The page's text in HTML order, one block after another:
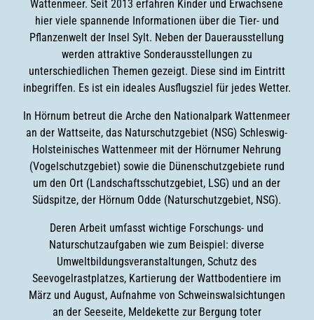
Wattenmeer. Seit 2013 erfahren Kinder und Erwachsene
hier viele spannende Informationen über die Tier- und
Pflanzenwelt der Insel Sylt. Neben der Dauerausstellung
werden attraktive Sonderausstellungen zu
unterschiedlichen Themen gezeigt. Diese sind im Eintritt
inbegriffen. Es ist ein ideales Ausflugsziel für jedes Wetter.
In Hörnum betreut die Arche den Nationalpark Wattenmeer
an der Wattseite, das Naturschutzgebiet (NSG) Schleswig-
Holsteinisches Wattenmeer mit der Hörnumer Nehrung
(Vogelschutzgebiet) sowie die Dünenschutzgebiete rund
um den Ort (Landschaftsschutzgebiet, LSG) und an der
Südspitze, der Hörnum Odde (Naturschutzgebiet, NSG).
Deren Arbeit umfasst wichtige Forschungs- und
Naturschutzaufgaben wie zum Beispiel: diverse
Umweltbildungsveranstaltungen, Schutz des
Seevogelrastplatzes, Kartierung der Wattbodentiere im
März und August, Aufnahme von Schweinswalsichtungen
an der Seeseite, Meldekette zur Bergung toter